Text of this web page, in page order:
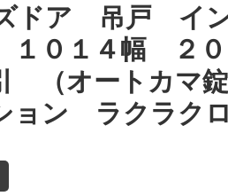
ドア 吊戸 イ
０１４幅 ２
（オートカマ錠
ョン ラクラク